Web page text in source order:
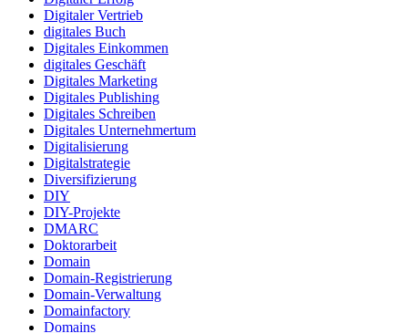
Digitaler Vertrieb
digitales Buch
Digitales Einkommen
digitales Geschäft
Digitales Marketing
Digitales Publishing
Digitales Schreiben
Digitales Unternehmertum
Digitalisierung
Digitalstrategie
Diversifizierung
DIY
DIY-Projekte
DMARC
Doktorarbeit
Domain
Domain-Registrierung
Domain-Verwaltung
Domainfactory
Domains